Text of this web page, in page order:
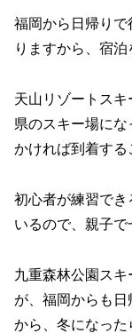
福岡から日帰り
りますから、宿泊
天山リゾートス
県のスキー場に
かければ到着する
初心者が練習でき
いるので、親子で
九重森林公園ス
が、福岡からも
から、冬になっ